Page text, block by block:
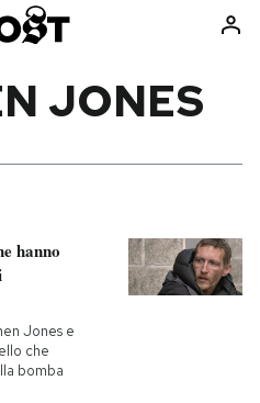
Consumismi
Media
Europa
JONES
hanno
Jones e
che
bomba